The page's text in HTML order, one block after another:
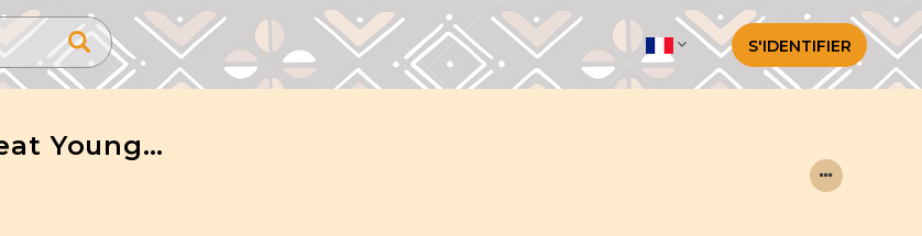
S'IDENTIFIER
Wati Be Feat Young Po